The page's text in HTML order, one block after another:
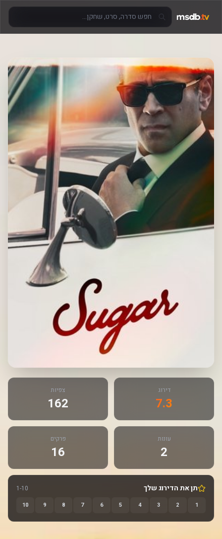
דירוג
7.3
צפיות
162
עונות
2
פרקים
16
תן את הדירוג שלך 1-10
1
2
3
4
5
6
7
8
9
10